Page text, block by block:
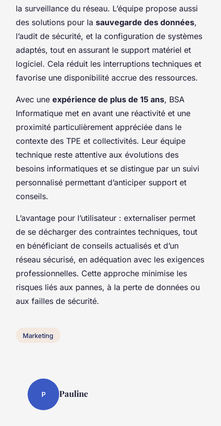
la surveillance du réseau. L’équipe propose aussi
des solutions pour la sauvegarde des données,
l’audit de sécurité, et la configuration de systèmes
adaptés, tout en assurant le support matériel et
logiciel. Cela réduit les interruptions techniques et
favorise une disponibilité accrue des ressources.
Avec une expérience de plus de 15 ans, BSA
Informatique met en avant une réactivité et une
proximité particulièrement appréciée dans le
contexte des TPE et collectivités. Leur équipe
technique reste attentive aux évolutions des
besoins informatiques et se distingue par un suivi
personnalisé permettant d’anticiper support et
conseils.
L’avantage pour l’utilisateur : externaliser permet
de se décharger des contraintes techniques, tout
en bénéficiant de conseils actualisés et d’un
réseau sécurisé, en adéquation avec les exigences
professionnelles. Cette approche minimise les
risques liés aux pannes, à la perte de données ou
aux failles de sécurité.
Marketing
P Pauline